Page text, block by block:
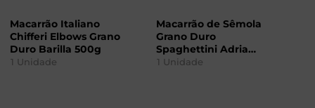
Macarrão Italiano
Chifferi Elbows Grano
Duro Barilla 500g
1 Unidade
Macarrão de Sêmola
Grano Duro
Spaghettini Adria
500g
1 Unidade